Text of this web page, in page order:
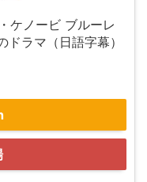
ケノービ ブルーレ
ラマ（日語字幕）